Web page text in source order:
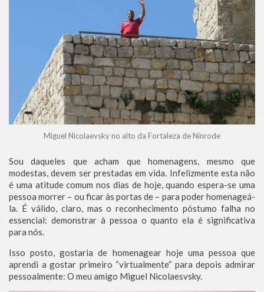
Miguel Nicolaevsky no alto da Fortaleza de Ninrode
Sou daqueles que acham que homenagens, mesmo que
modestas, devem ser prestadas em vida. Infelizmente esta não
é uma atitude comum nos dias de hoje, quando espera-se uma
pessoa morrer – ou ficar às portas de – para poder homenageá-
la. É válido, claro, mas o reconhecimento póstumo falha no
essencial: demonstrar à pessoa o quanto ela é significativa
para nós.
Isso posto, gostaria de homenagear hoje uma pessoa que
aprendi a gostar primeiro “virtualmente” para depois admirar
pessoalmente: O meu amigo Miguel Nicolaesvsky.